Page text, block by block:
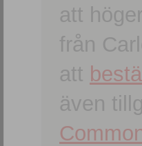
att
från
att
även